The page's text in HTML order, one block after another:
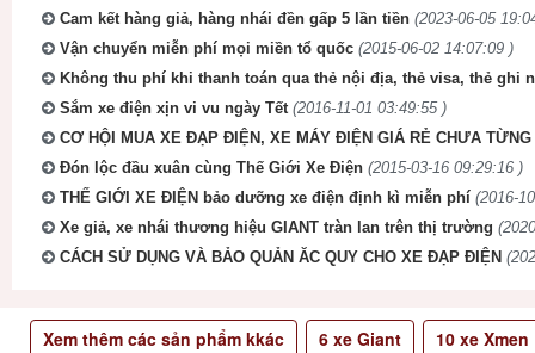
Cam kết hàng giả, hàng nhái đền gấp 5 lần tiền (2023-06-05
Vận chuyển miễn phí mọi miền tổ quốc (2015-06-02 14:07:09 )
Không thu phí khi thanh toán qua thẻ nội địa, thẻ visa, thẻ ghi
Sắm xe điện xịn vi vu ngày Tết (2016-11-01 03:49:55 )
CƠ HỘI MUA XE ĐẠP ĐIỆN, XE MÁY ĐIỆN GIÁ RẺ CHƯA TỪNG
Đón lộc đầu xuân cùng Thế Giới Xe Điện (2015-03-16 09:29:16 )
THẾ GIỚI XE ĐIỆN bảo dưỡng xe điện định kì miễn phí (2016-
Xe giả, xe nhái thương hiệu GIANT tràn lan trên thị trường
CÁCH SỬ DỤNG VÀ BẢO QUẢN ĂC QUY CHO XE ĐẠP ĐIỆN
Xem thêm các sản phẩm kkác 6xe Giant 10xe Xmen